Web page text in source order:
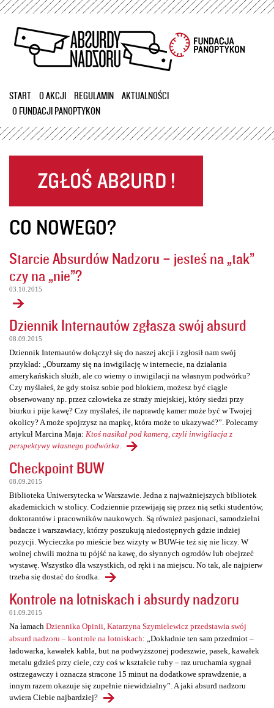
Przejdź
treści
START O AKCJI REGULAMIN
AKTUALNOŚCI
O FUNDACJI PANOPTYKON
CO NOWEGO?
Starcie Absurdów Nadzoru – jesteś na „tak”
czy na „nie”?
03.10.2015
Dziennik Internautów zgłasza swój absurd
08.09.2015
Dziennik Internautów dołączył się do naszej akcji i zgłosił nam swój
przykład: „Oburzamy się na inwigilację w internecie, na działania
amerykańskich służb, ale co wiemy o inwigilacji na własnym podwórku?
Czy myślałeś, że gdy stoisz sobie pod blokiem, możesz być ciągle
obserwowany np. przez człowieka ze straży miejskiej, który siedzi przy
biurku i pije kawę? Czy myślałeś, ile naprawdę kamer może być w Twojej
okolicy? A może spojrzysz na mapkę, która może to ukazywać?”. Polecamy
artykuł Marcina Maja: Ktoś nasikał pod kamerą, czyli inwigilacja z
perspektywy własnego podwórka
Checkpoint BUW
08.09.2015
Biblioteka Uniwersytecka w Warszawie. Jedna z najważniejszych bibliotek
akademickich w stolicy. Codziennie przewijają się przez nią setki studentów,
doktorantów i pracowników naukowych. Są również pasjonaci, samodzielni
badacze i warszawiacy, którzy poszukują niedostępnych gdzie indziej
pozycji. Wycieczka po mieście bez wizyty w BUW-ie też się nie liczy. W
wolnej chwili można tu pójść na kawę, do słynnych ogrodów lub obejrzeć
wystawę. Wszystko dla wszystkich, od ręki i na miejscu. No tak, ale najpierw
trzeba się dostać do środka.
Kontrole na lotniskach i absurdy nadzoru
01.09.2015
Na łamach Dziennika Opinii, Katarzyna Szymielewicz przedstawia swój
absurd nadzoru – kontrole na lotniskach: „Dokładnie ten sam przedmiot –
ładowarka, kawałek kabla, but na podwyższonej podeszwie, pasek, kawałek
metalu gdzieś przy ciele, czy coś w kształcie tuby – raz uruchamia sygnał
ostrzegawczy i oznacza stracone 15 minut na dodatkowe sprawdzenie, a
innym razem okazuje się zupełnie niewidzialny”. A jaki absurd nadzoru
uwiera Ciebie najbardziej?